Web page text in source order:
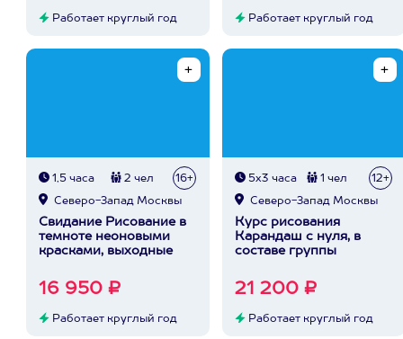
Работает круглый год Работает круглый год
1,5 часа 2 чел 16+
Северо-Запад Москвы
Свидание Рисование в
темноте неоновыми
красками, выходные
16 950 ₽
Работает круглый год
5х3 часа 1 чел 12+
Северо-Запад Москвы
Курс рисования
Карандаш с нуля, в
составе группы
21 200 ₽
Работает круглый год